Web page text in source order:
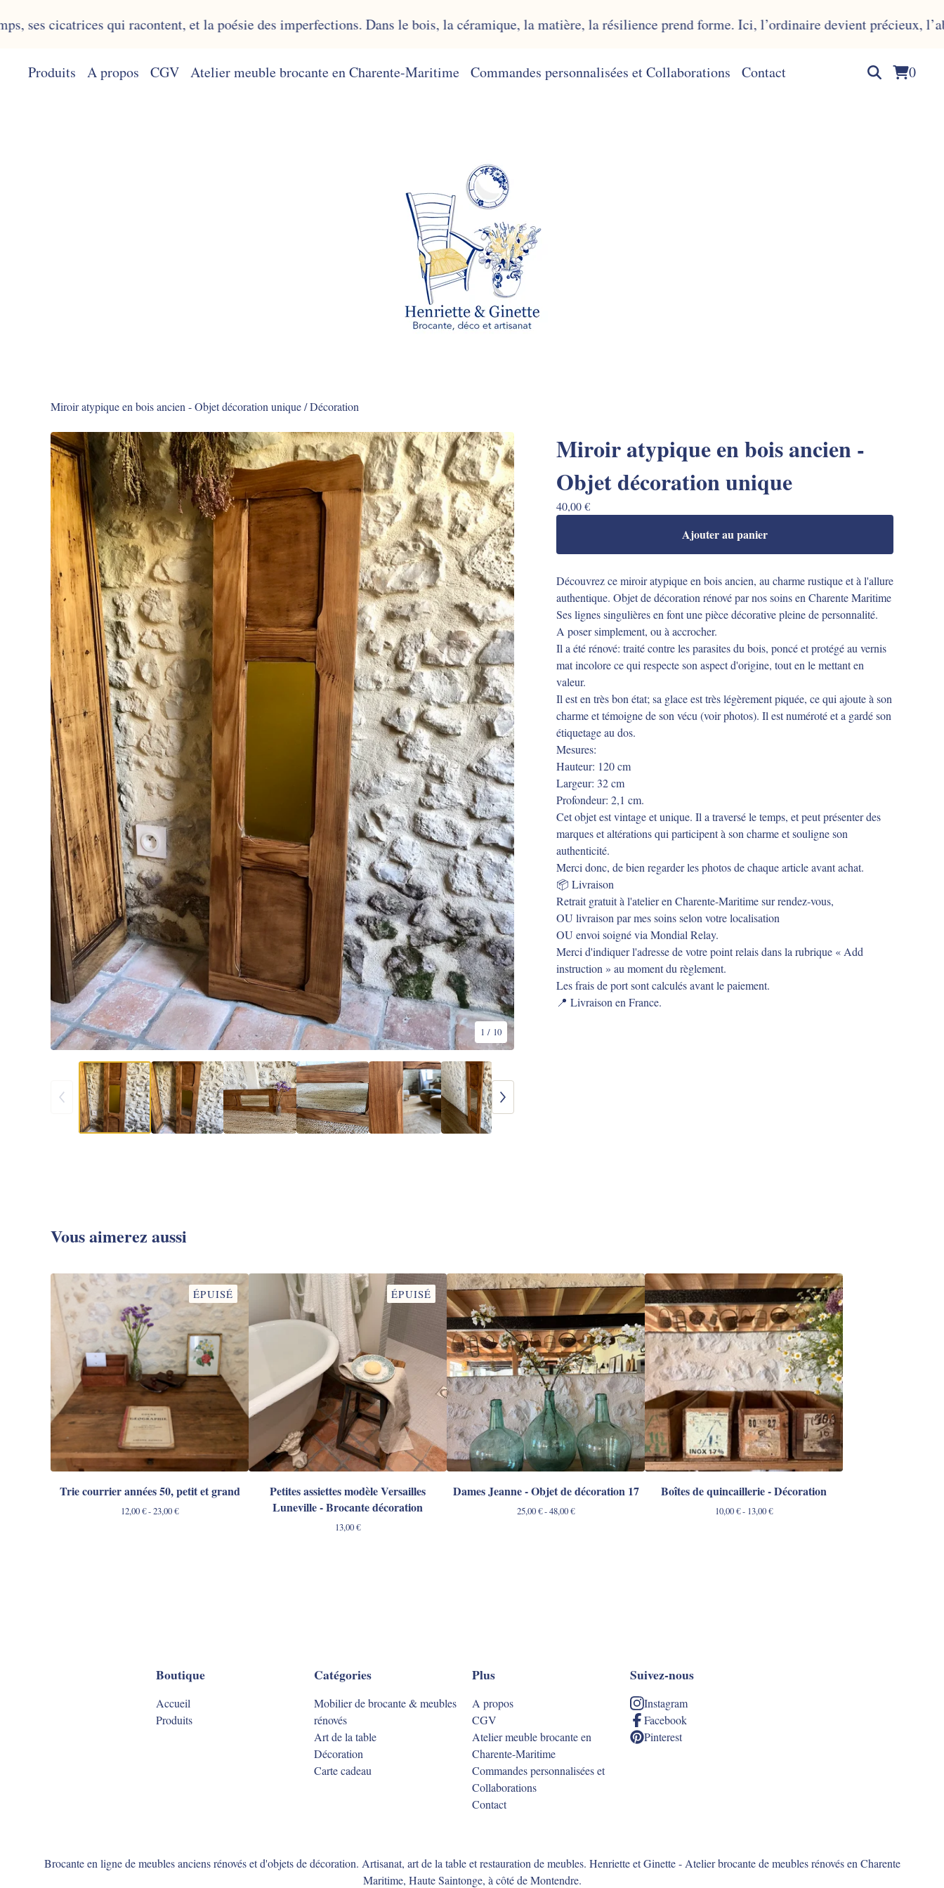
qui racontent, et la poésie des imperfections. Dans le bois, la céramique, la matière, la résilience prend forme. Ici, l’ordinaire devient précieux,
Produits A propos CGV Atelier meuble brocante en Charente-Maritime Commandes personnalisées et Collaborations Contact 0
Miroir atypique en bois ancien - Objet décoration unique/Décoration
1 / 10
Miroir atypique en bois ancien -
Objet décoration unique
40,00€
Ajouter au panier
Découvrez ce miroir atypique en bois ancien, au charme rustique et à l'allure
authentique. Objet de décoration rénové par nos soins en Charente Maritime
Ses lignes singulières en font une pièce décorative pleine de personnalité.
A poser simplement, ou à accrocher.
Il a été rénové: traité contre les parasites du bois, poncé et protégé au vernis
mat incolore ce qui respecte son aspect d'origine, tout en le mettant en
valeur.
Il est en très bon état; sa glace est très légèrement piquée, ce qui ajoute à son
charme et témoigne de son vécu (voir photos). Il est numéroté et a gardé son
étiquetage au dos.
Mesures:
Hauteur: 120 cm
Largeur: 32 cm
Profondeur: 2,1 cm.
Cet objet est vintage et unique. Il a traversé le temps, et peut présenter des
marques et altérations qui participent à son charme et souligne son
authenticité.
Merci donc, de bien regarder les photos de chaque article avant achat.
📦 Livraison
Retrait gratuit à l'atelier en Charente-Maritime sur rendez-vous,
OU livraison par mes soins selon votre localisation
OU envoi soigné via Mondial Relay.
Merci d'indiquer l'adresse de votre point relais dans la rubrique « Add
instruction » au moment du règlement.
Les frais de port sont calculés avant le paiement.
📍 Livraison en France.
Vous aimerez aussi
ÉPUISÉ
Trie courrier années 50, petit et grand
12,00€- 23,00€
ÉPUISÉ
Petites assiettes modèle Versailles
Luneville - Brocante décoration
13,00€
Dames Jeanne - Objet de décoration 17
25,00€- 48,00€
Boîtes de quincaillerie - Décoration
10,00€- 13,00€
Boutique
Accueil
Produits
Catégories
Mobilier de brocante & meubles
rénovés
Art de la table
Décoration
Carte cadeau
Plus
A propos
CGV
Atelier meuble brocante en
Charente-Maritime
Commandes personnalisées et
Collaborations
Contact
Suivez-nous
Instagram
Facebook
Pinterest
Brocante en ligne de meubles anciens rénovés et d'objets de décoration. Artisanat, art de la table et restauration de meubles. Henriette et Ginette - Atelier brocante de meubles rénovés en Charente
Maritime, Haute Saintonge, à côté de Montendre.